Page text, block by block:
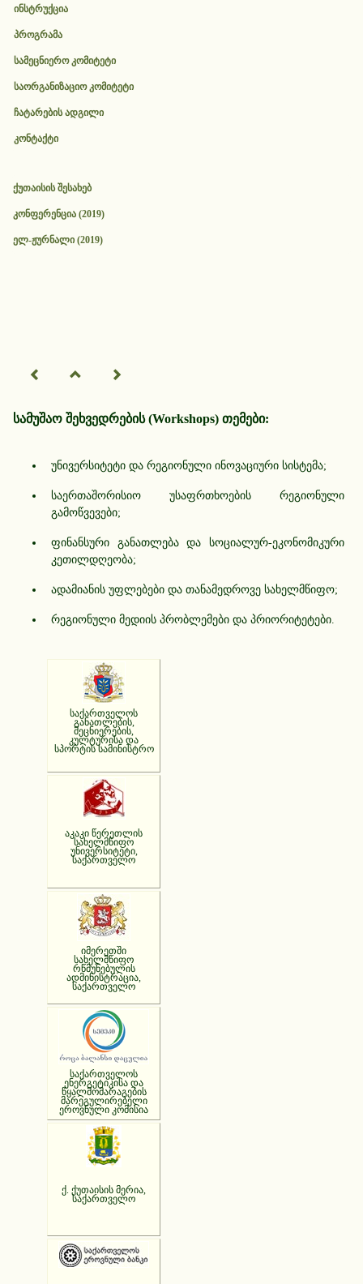
ინსტრუქცია
პროგრამა
სამეცნიერო კომიტეტი
საორგანიზაციო კომიტეტი
ჩატარების ადგილი
კონტაქტი
ქუთაისის შესახებ
კონფერენცია (2019)
ელ-ჟურნალი (2019)
სამუშაო შეხვედრების (Workshops) თემები:
უნივერსიტეტი და რეგიონული ინოვაციური სისტემა;
საერთაშორისიო უსაფრთხოების რეგიონული
გამოწვევები;
ფინანსური განათლება და სოციალურ-ეკონომიკური
კეთილდღეობა;
ადამიანის უფლებები და თანამედროვე სახელმწიფო;
რეგიონული მედიის პრობლემები და პრიორიტეტები.
საქართველოს
განათლების,
მეცნიერების,
კულტურისა და
სპორტის სამინისტრო
აკაკი წერეთლის
სახელმწიფო
უნივერსიტეტი,
საქართველო
იმერეთში
სახელმწიფო
რწმუნებულის
ადმინისტრაცია,
საქართველო
საქართველოს
ენერგეტიკისა და
წყალმომარაგების
მარეგულირებელი
ეროვნული კომისია
ქ. ქუთაისის მერია,
საქართველო